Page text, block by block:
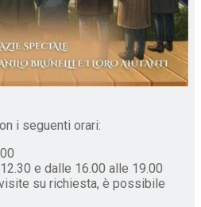
i seguenti orari:
e dalle 16.00 alle 19.00
su richiesta, è possibile